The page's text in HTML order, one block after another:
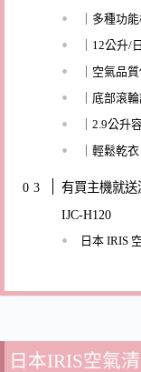
｜多種功
｜12公升/
｜空氣品
｜底部滾
｜2.9公升
｜輕鬆乾衣
有買主機就
IJC-H120
日本 IRIS
日本IRIS空氣